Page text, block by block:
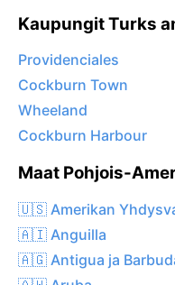
Kaupungit Turks
Providenciales
Cockburn Town
Wheeland
Cockburn Harbour
Maat Pohjois-
🇺🇸 Amerikan
🇦🇮 Anguilla
🇦🇬 Antigua ja